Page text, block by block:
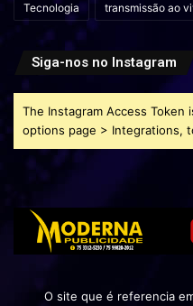
Tecnologia transmissão ao
Siga-nos no Instagram
The Instagram Access Token
options page > Integrations,
O site que é referencia